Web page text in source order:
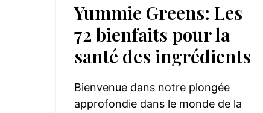
Yummie Greens: Les
72 bienfaits pour la
santé des ingrédients
Bienvenue dans notre plongée
approfondie dans le monde de la